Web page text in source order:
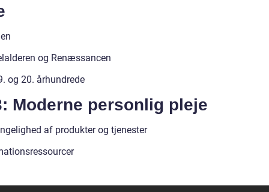
og Renæssancen
og 20. århundrede
Moderne personlig pleje
af produkter og tjenester